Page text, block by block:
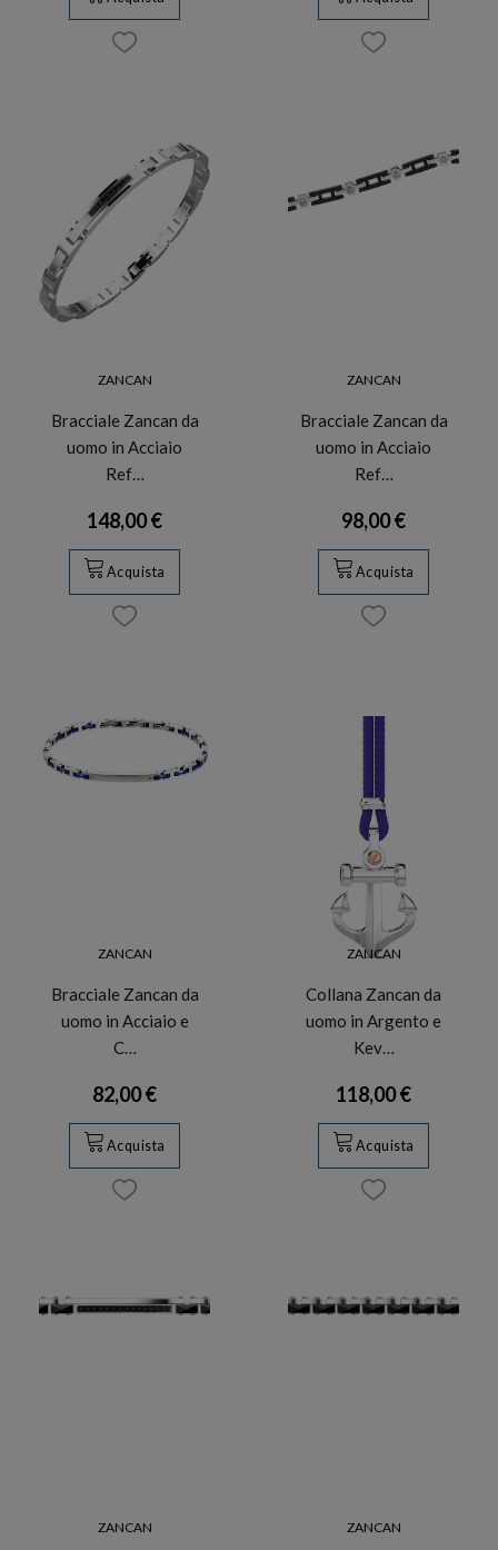
ZANCAN
Bracciale Zancan da
uomo in Acciaio
Ref…
148,00 €
Acquista
ZANCAN
Bracciale Zancan da
uomo in Acciaio
Ref…
98,00 €
Acquista
ZANCAN
Bracciale Zancan da
uomo in Acciaio e
C…
82,00 €
Acquista
ZANCAN
Collana Zancan da
uomo in Argento e
Kev…
118,00 €
Acquista
ZANCAN ZANCAN